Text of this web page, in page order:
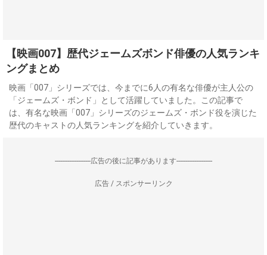
【映画007】歴代ジェームズボンド俳優の人気ランキ
ングまとめ
映画「007」シリーズでは、今までに6人の有名な俳優が主人公の
「ジェームズ・ボンド」として活躍していました。この記事で
は、有名な映画「007」シリーズのジェームズ・ボンド役を演じた
歴代のキャストの人気ランキングを紹介していきます。
--------------------広告の後に記事があります--------------------
広告 / スポンサーリンク